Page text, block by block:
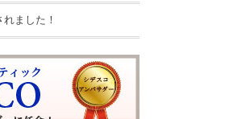
ました！